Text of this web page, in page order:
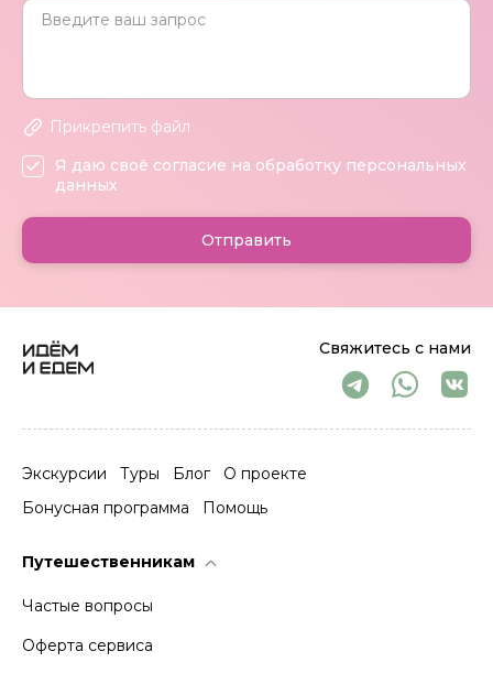
Свяжитесь с нами
Экскурсии Туры Блог
О проекте
Бонусная программа
Помощь
Путешественникам
Частые вопросы
Оферта сервиса
Прикрепить файл
Я даю своё согласие на обработку персональных
данных
Отправить